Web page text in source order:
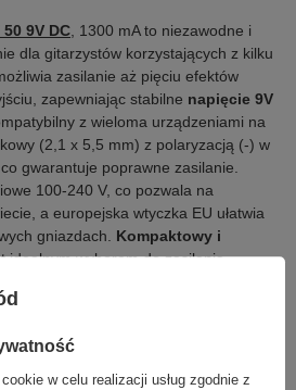
9V DC , 1300 mA to niezawodne i
dla gitarzystów korzystających z kilku
zasilanie aż pięciu efektów
zapewniając stabilne napięcie 9V
z wieloma urządzeniami na
(2,1 x 5,5 mm) z polaryzacją (-) w
gwarantuje poprawne zasilanie.
100-240 V, co pozwala na
a europejska wtyczka EU ułatwia
gniazdach. Kompaktowy i
idealnym wyborem do zasilania
w celu realizacji usług zgodnie z